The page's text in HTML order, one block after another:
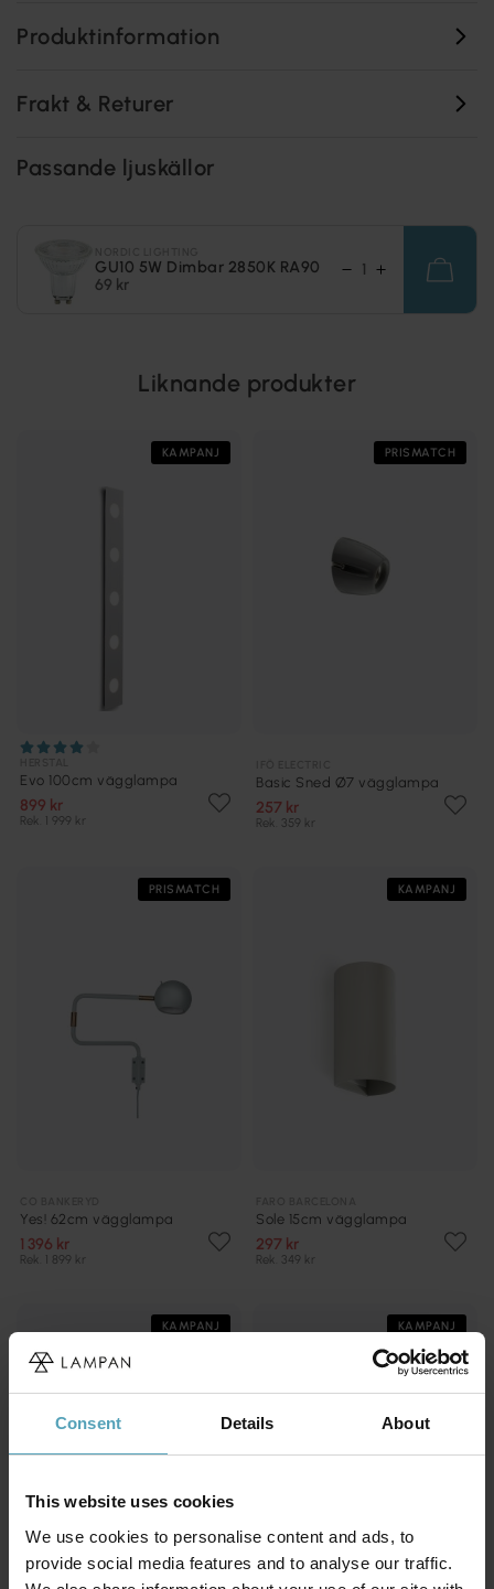
Consent Details About
This website uses cookies
We use cookies to personalise content and ads, to
provide social media features and to analyse our traffic.
Produktinformation
Frakt & Returer
Passande ljuskällor
GU10 5W Dimbar 2850K RA90
69 kr
Liknande produkter
KAMPANJ
Evo 100cm vägglampa
899 kr
Rek. 1 999 kr
PRISMATCH
Basic Sned Ø7 vägglampa
257 kr
Rek. 359 kr
PRISMATCH
Yes! 62cm vägglampa
1 396 kr
Rek. 1 899 kr
KAMPANJ
Sole 15cm vägglampa
297 kr
Rek. 349 kr
KAMPANJ KAMPANJ